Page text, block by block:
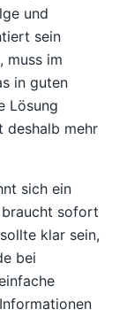
und
sein
muss im
in guten
Lösung
deshalb mehr
sich ein
braucht sofort
klar sein,
bei